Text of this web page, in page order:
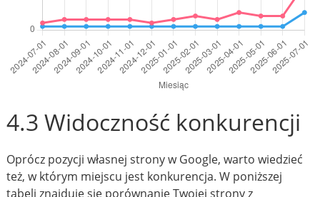
4.3 Widoczność konkurencji
Oprócz pozycji własnej strony w Google, warto wiedzieć
też, w którym miejscu jest konkurencja. W poniższej
tabeli znajduje się porównanie Twojej strony z